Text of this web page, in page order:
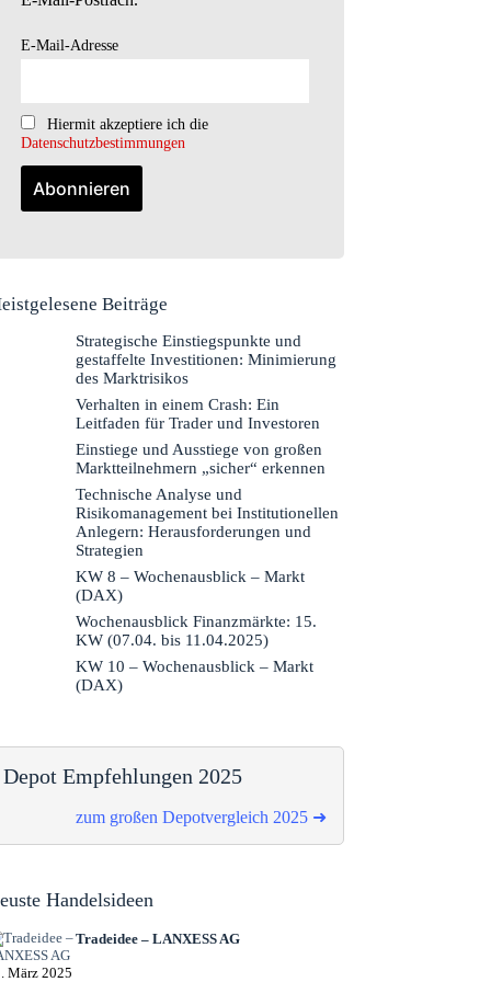
E-Mail-Adresse
Hiermit akzeptiere ich die
Datenschutzbestimmungen
Beiträge
Strategische Einstiegspunkte und
gestaffelte Investitionen: Minimierung
des Marktrisikos
Verhalten in einem Crash: Ein
Leitfaden für Trader und Investoren
Einstiege und Ausstiege von großen
Marktteilnehmern „sicher“ erkennen
Technische Analyse und
Risikomanagement bei Institutionellen
Anlegern: Herausforderungen und
Strategien
KW 8 – Wochenausblick – Markt
(DAX)
Wochenausblick Finanzmärkte: 15.
KW (07.04. bis 11.04.2025)
KW 10 – Wochenausblick – Markt
(DAX)
Depot Empfehlungen 2025
zum großen Depotvergleich 2025 ➜
Handelsideen
Tradeidee – LANXESS AG
März 2025